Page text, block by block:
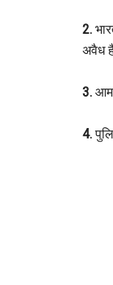
2.
अवैध
3. आम
4.